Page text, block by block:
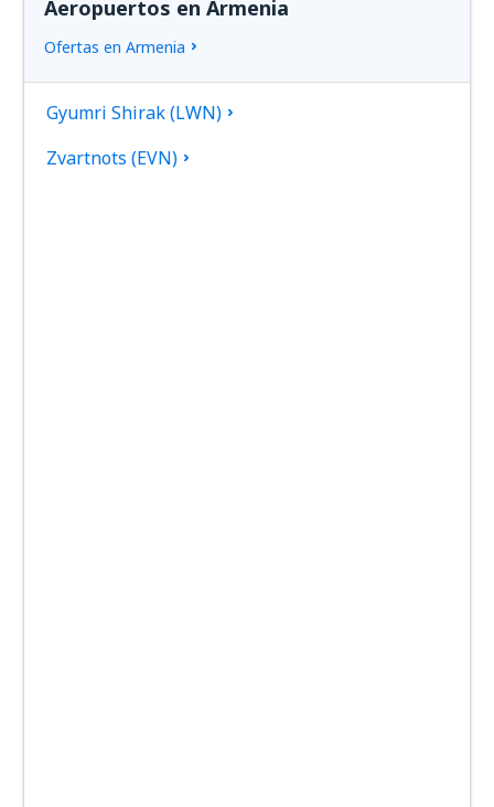
Aeropuertos en Armenia
Ofertas en Armenia
Gyumri Shirak (LWN)
Zvartnots (EVN)